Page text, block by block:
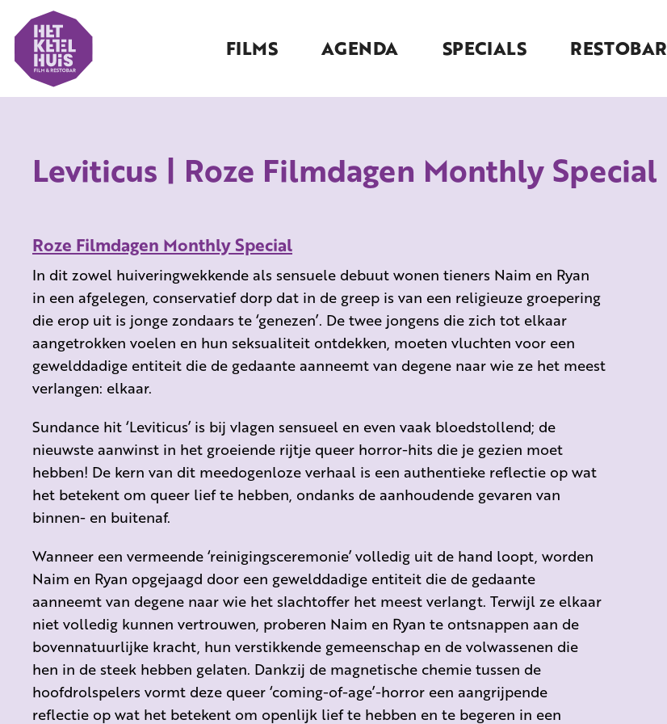
FILMS AGENDA SPECIALS RESTOBAR
Leviticus | Roze Filmdagen Monthly Special
Roze Filmdagen Monthly Special
In dit zowel huiveringwekkende als sensuele debuut wonen tieners Naim en Ryan
in een afgelegen, conservatief dorp dat in de greep is van een religieuze groepering
die erop uit is jonge zondaars te ‘genezen’. De twee jongens die zich tot elkaar
aangetrokken voelen en hun seksualiteit ontdekken, moeten vluchten voor een
gewelddadige entiteit die de gedaante aanneemt van degene naar wie ze het meest
verlangen: elkaar.
Sundance hit ‘Leviticus’ is bij vlagen sensueel en even vaak bloedstollend; de
nieuwste aanwinst in het groeiende rijtje queer horror-hits die je gezien moet
hebben! De kern van dit meedogenloze verhaal is een authentieke reflectie op wat
het betekent om queer lief te hebben, ondanks de aanhoudende gevaren van
binnen- en buitenaf.
Wanneer een vermeende ‘reinigingsceremonie’ volledig uit de hand loopt, worden
Naim en Ryan opgejaagd door een gewelddadige entiteit die de gedaante
aanneemt van degene naar wie het slachtoffer het meest verlangt. Terwijl ze elkaar
niet volledig kunnen vertrouwen, proberen Naim en Ryan te ontsnappen aan de
bovennatuurlijke kracht, hun verstikkende gemeenschap en de volwassenen die
hen in de steek hebben gelaten. Dankzij de magnetische chemie tussen de
hoofdrolspelers vormt deze queer ‘coming-of-age’-horror een aangrijpende
reflectie op wat het betekent om openlijk lief te hebben en te begeren in een